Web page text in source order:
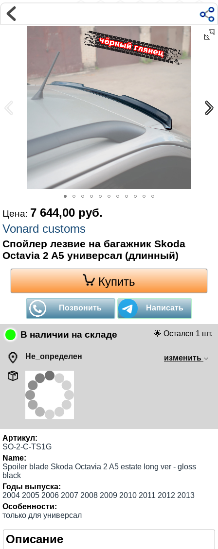
Магазин
Интернет-магазин �...
2 A5 (Typ 1Z) > Внешний тюнинг
Цена: 7 644,00 руб.
Vonard customs
Спойлер лезвие на багажник Skoda
Octavia 2 A5 универсал (длинный)
Купить
Позвонить Написать
В наличии на складе 🌟 Остался 1 шт.
Не_определен изменить
Артикул:
SO-2-C-TS1G
Name:
Spoiler blade Skoda Octavia 2 A5 estate long ver - gloss
black
Годы выпуска:
2004 2005 2006 2007 2008 2009 2010 2011 2012 2013
Особенности:
только для универсал
Описание
Наверх ▲
Наши контакты:
г. Москва, м.ВДНХ
ул Ярославская д9 к2с5
Маршрут пешком
Телефон:
+7 985 364 2044
@vonardtuning:vonard.ru
График работы по московскому времени:
пн-пт 10:30-19:00,
Мы в соц сетях: